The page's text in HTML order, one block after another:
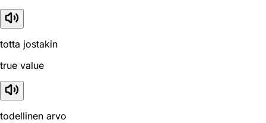
totta jostakin
true value
todellinen arvo